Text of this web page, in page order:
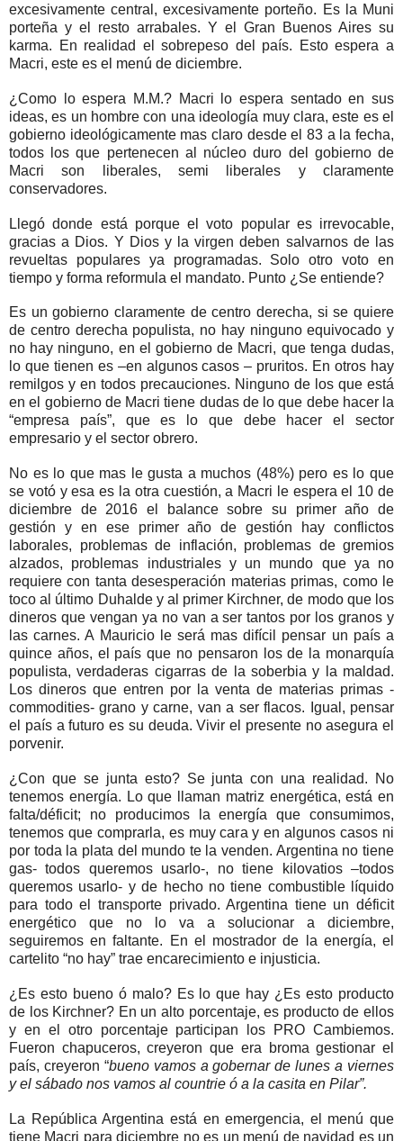
excesivamente central, excesivamente porteño. Es la Muni
porteña y el resto arrabales. Y el Gran Buenos Aires su
karma. En realidad el sobrepeso del país. Esto espera a
Macri, este es el menú de diciembre.
¿Como lo espera M.M.? Macri lo espera sentado en sus
ideas, es un hombre con una ideología muy clara, este es el
gobierno ideológicamente mas claro desde el 83 a la fecha,
todos los que pertenecen al núcleo duro del gobierno de
Macri son liberales, semi liberales y claramente
conservadores.
Llegó donde está porque el voto popular es irrevocable,
gracias a Dios. Y Dios y la virgen deben salvarnos de las
revueltas populares ya programadas. Solo otro voto en
tiempo y forma reformula el mandato. Punto ¿Se entiende?
Es un gobierno claramente de centro derecha, si se quiere
de centro derecha populista, no hay ninguno equivocado y
no hay ninguno, en el gobierno de Macri, que tenga dudas,
lo que tienen es –en algunos casos – pruritos. En otros hay
remilgos y en todos precauciones. Ninguno de los que está
en el gobierno de Macri tiene dudas de lo que debe hacer la
“empresa país”, que es lo que debe hacer el sector
empresario y el sector obrero.
No es lo que mas le gusta a muchos (48%) pero es lo que
se votó y esa es la otra cuestión, a Macri le espera el 10 de
diciembre de 2016 el balance sobre su primer año de
gestión y en ese primer año de gestión hay conflictos
laborales, problemas de inflación, problemas de gremios
alzados, problemas industriales y un mundo que ya no
requiere con tanta desesperación materias primas, como le
toco al último Duhalde y al primer Kirchner, de modo que los
dineros que vengan ya no van a ser tantos por los granos y
las carnes. A Mauricio le será mas difícil pensar un país a
quince años, el país que no pensaron los de la monarquía
populista, verdaderas cigarras de la soberbia y la maldad.
Los dineros que entren por la venta de materias primas -
commodities- grano y carne, van a ser flacos. Igual, pensar
el país a futuro es su deuda. Vivir el presente no asegura el
porvenir.
¿Con que se junta esto? Se junta con una realidad. No
tenemos energía. Lo que llaman matriz energética, está en
falta/déficit; no producimos la energía que consumimos,
tenemos que comprarla, es muy cara y en algunos casos ni
por toda la plata del mundo te la venden. Argentina no tiene
gas- todos queremos usarlo-, no tiene kilovatios –todos
queremos usarlo- y de hecho no tiene combustible líquido
para todo el transporte privado. Argentina tiene un déficit
energético que no lo va a solucionar a diciembre,
seguiremos en faltante. En el mostrador de la energía, el
cartelito “no hay” trae encarecimiento e injusticia.
¿Es esto bueno ó malo? Es lo que hay ¿Es esto producto
de los Kirchner? En un alto porcentaje, es producto de ellos
y en el otro porcentaje participan los PRO Cambiemos.
Fueron chapuceros, creyeron que era broma gestionar el
país, creyeron “bueno vamos a gobernar de lunes a viernes
y el sábado nos vamos al countrie ó a la casita en Pilar”.
La República Argentina está en emergencia, el menú que
tiene Macri para diciembre no es un menú de navidad es un